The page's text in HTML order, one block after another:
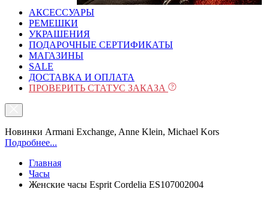
АКСЕССУАРЫ
РЕМЕШКИ
УКРАШЕНИЯ
ПОДАРОЧНЫЕ СЕРТИФИКАТЫ
МАГАЗИНЫ
SALE
ДОСТАВКА И ОПЛАТА
ПРОВЕРИТЬ СТАТУС ЗАКАЗА
Новинки Armani Exchange, Anne Klein, Michael Kors
Подробнее...
Главная
Часы
Женские часы Esprit Cordelia ES107002004